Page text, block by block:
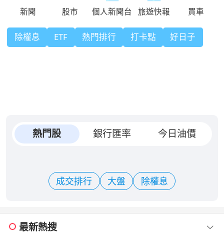
除權息 ETF 熱門排行 打卡點 好日子
熱門股 銀行匯率 今日油價
成交排行 大盤 除權息
最新熱搜